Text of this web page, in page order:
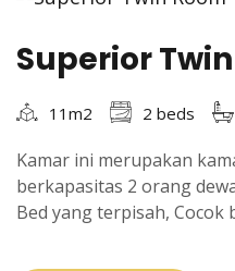
Superior
11m2 2 beds
Kamar ini merupakan
berkapasitas 2 orang
Bed yang terpisah, Cocok